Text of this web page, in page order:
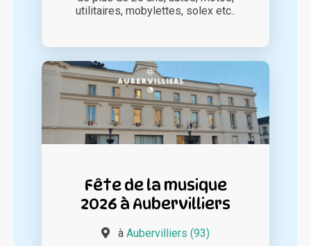
utilitaires, mobylettes, solex etc..
Fête de la musique
2026 à Aubervilliers
à Aubervilliers (93)